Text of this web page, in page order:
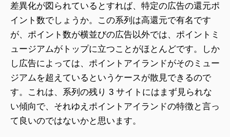
差異化が図られているとすれば、特定の広告の還元ポ
イント数でしょうか。この系列は高還元で有名です
が、ポイント数が横並びの広告以外では、ポイントミ
ュージアムがトップに立つことがほとんどです。しか
し広告によっては、ポイントアイランドがそのミュー
ジアムを超えているというケースが散見できるので
す。これは、系列の残り 3 サイトにはまず見られな
い傾向で、それゆえポイントアイランドの特徴と言っ
て良いのではないかと思います。